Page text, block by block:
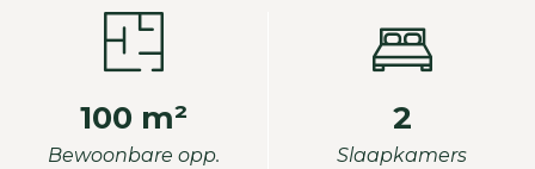
100 m²
Bewoonbare opp.
2
Slaapkamers